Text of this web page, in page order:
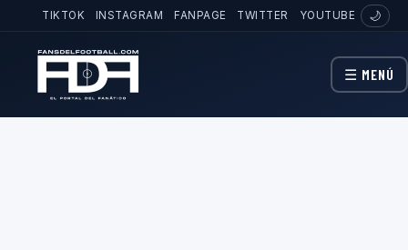
TIKTOK INSTAGRAM FANPAGE TWITTER YOUTUBE 🌙
☰ MENÚ